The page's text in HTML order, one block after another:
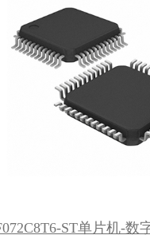
ST单片机-数